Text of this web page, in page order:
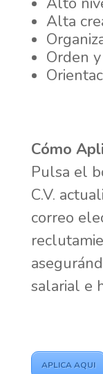
Alta
Orden
Cómo
Pulsa el
C.V.
correo
salarial e
APLICA AQUI